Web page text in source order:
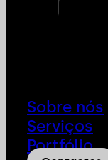
Sobre nós
Serviços
Portfólio